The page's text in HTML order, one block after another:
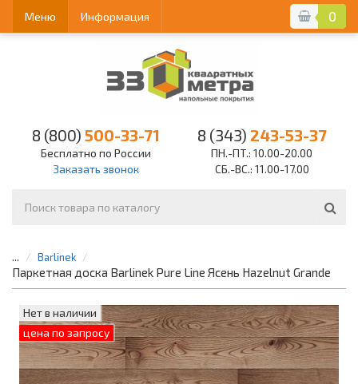
0
Меню Информация
8 (800) 500-33-71
Бесплатно по России
Заказать звонок
8 (343) 243-53-37
ПН.-ПТ.: 10.00-20.00
СБ.-ВС.: 11.00-17.00
... Barlinek
Паркетная доска Barlinek Pure Line Ясень Hazelnut Grande
Нет в наличии
цена по запросу